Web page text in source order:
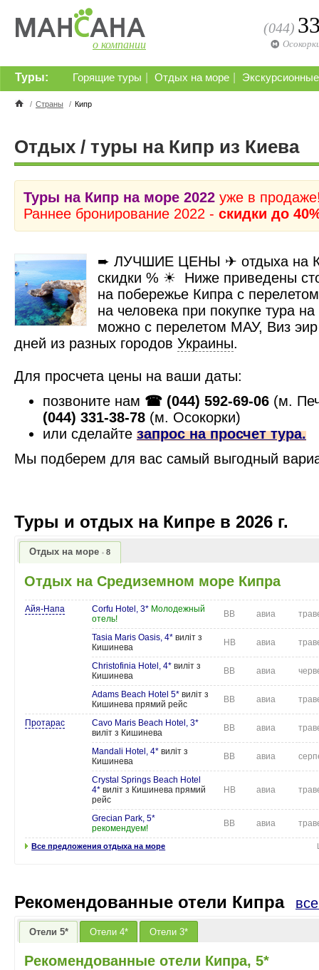
о компании
(044)
Горящие туры Отдых на море
Туры:
/ Страны / Кипр
Отдых / туры на Кипр из Киева
Туры на Кипр на море 2022 уже в
Раннее бронирование 2022 - скидки до
➨ ЛУЧШИЕ ЦЕНЫ ✈ отдыха на
скидки % ☀ Ниже приведены
на побережье Кипра с
на человека при покупке тура
можно с перелетом МАУ, Виз
дней из разных городов Украины.
Для просчета цены на ваши даты:
позвоните нам ☎ (044) 592-69-06 (м.
(044) 331-38-78 (м. Осокорки)
или сделайте запрос на просчет тура.
Мы подберем для вас самый выгодный
Туры и отдых на Кипре в 2026 г.
Отдых на море 8
Отдых на Средиземном море Кипра
Айя-Напа Corfu Hotel, 3* Молодежный
отель!
BB авиа
Tasia Maris Oasis, 4* виліт з
Кишинева
HB авиа
Christofinia Hotel, 4* виліт з
Кишинева
BB авиа
Adams Beach Hotel 5* виліт з
Кишинева прямий рейс
BB авиа
Протарас
Cavo Maris Beach Hotel, 3*
виліт з Кишинева
BB авиа
Mandali Hotel, 4* виліт з
Кишинева
BB авиа
Crystal Springs Beach Hotel
4* виліт з Кишинева прямий
рейс
HB авиа
Grecian Park, 5*
рекомендуем!
BB авиа
Все предложения отдыха на море
Рекомендованные отели Кипра
Отели 5* Отели 4* Отели 3*
Рекомендованные отели Кипра, 5*